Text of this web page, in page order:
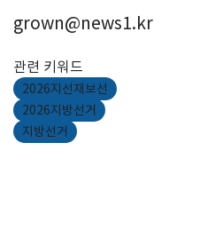
grown@news1.kr
관련 키워드
2026지선재보선
2026지방선거
지방선거